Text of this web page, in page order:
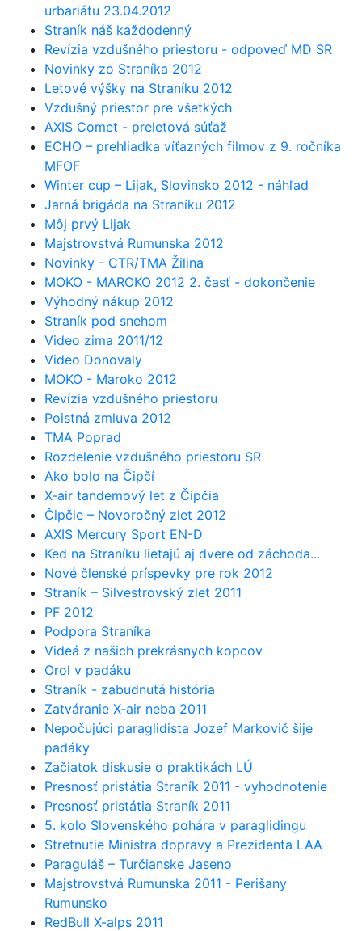
urbariátu 23.04.2012
Straník náš každodenný
Revízia vzdušného priestoru - odpoveď MD SR
Novinky zo Straníka 2012
Letové výšky na Straníku 2012
Vzdušný priestor pre všetkých
AXIS Comet - preletová súťaž
ECHO – prehliadka víťazných filmov z 9. ročníka
MFOF
Winter cup – Lijak, Slovinsko 2012 - náhľad
Jarná brigáda na Straníku 2012
Môj prvý Lijak
Majstrovstvá Rumunska 2012
Novinky - CTR/TMA Žilina
MOKO - MAROKO 2012 2. časť - dokončenie
Výhodný nákup 2012
Straník pod snehom
Video zima 2011/12
Video Donovaly
MOKO - Maroko 2012
Revízia vzdušného priestoru
Poistná zmluva 2012
TMA Poprad
Rozdelenie vzdušného priestoru SR
Ako bolo na Čipčí
X-air tandemový let z Čipčia
Čipčie – Novoročný zlet 2012
AXIS Mercury Sport EN-D
Ked na Straníku lietajú aj dvere od záchoda...
Nové členské príspevky pre rok 2012
Straník – Silvestrovský zlet 2011
PF 2012
Podpora Straníka
Videá z našich prekrásnych kopcov
Orol v padáku
Straník - zabudnutá história
Zatváranie X-air neba 2011
Nepočujúci paraglidista Jozef Markovič šije
padáky
Začiatok diskusie o praktikách LÚ
Presnosť pristátia Straník 2011 - vyhodnotenie
Presnosť pristátia Straník 2011
5. kolo Slovenského pohára v paraglidingu
Stretnutie Ministra dopravy a Prezidenta LAA
Paraguláš – Turčianske Jaseno
Majstrovstvá Rumunska 2011 - Perišany
Rumunsko
RedBull X-alps 2011